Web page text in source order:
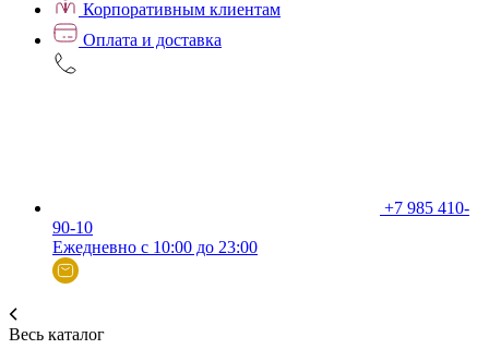
Корпоративным клиентам
Оплата и доставка
+7 985 410-
90-10
Ежедневно с 10:00 до 23:00
Весь каталог